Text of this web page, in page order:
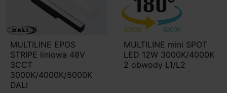
MULTILINE EPOS
STRIPE liniowa 48V
3CCT
3000K/4000K/5000K
DALI
MULTILINE mini SPOT
LED 12W 3000K/4000K
2 obwody L1/L2